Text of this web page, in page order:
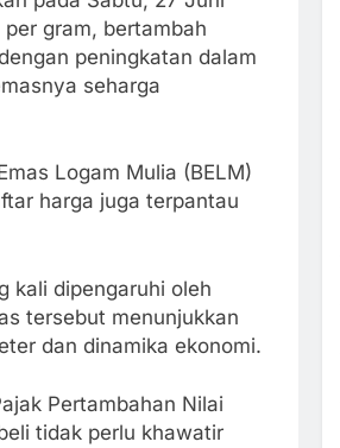
gram, bertambah
peningkatan dalam
seharga
Logam Mulia (BELM)
harga juga terpantau
kali dipengaruhi oleh
tersebut menunjukkan
dan dinamika ekonomi.
Pertambahan Nilai
tidak perlu khawatir